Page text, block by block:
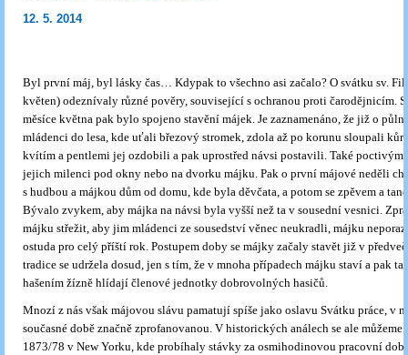
12. 5. 2014
Byl první máj, byl lásky čas… Kdypak to všechno asi začalo? O svátku sv.
květen) odeznívaly různé pověry, související s ochranou proti čarodějnicím.
měsíce května pak bylo spojeno stavění májek. Je zaznamenáno, že již o
mládenci do lesa, kde uťali březový stromek, zdola až po korunu sloupali
kvítím a pentlemi jej ozdobili a pak uprostřed návsi postavili. Také poctivým
jejich milenci pod okny nebo na dvorku májku. Pak o první májové neděli
s hudbou a májkou dům od domu, kde byla děvčata, a potom se zpěvem a
Bývalo zvykem, aby májka na návsi byla vyšší než ta v sousední vesnici.
májku střežit, aby jim mládenci ze sousedství věnec neukradli, májku
ostuda pro celý příští rok. Postupem doby se májky začaly stavět již v
tradice se udržela dosud, jen s tím, že v mnoha případech májku staví a pak
hašením žízně hlídají členové jednotky dobrovolných hasičů.
Mnozí z nás však májovou slávu pamatují spíše jako oslavu Svátku práce, v
současné době značně zprofanovanou. V historických análech se ale
1873/78 v New Yorku, kde probíhaly stávky za osmihodinovou pracovní